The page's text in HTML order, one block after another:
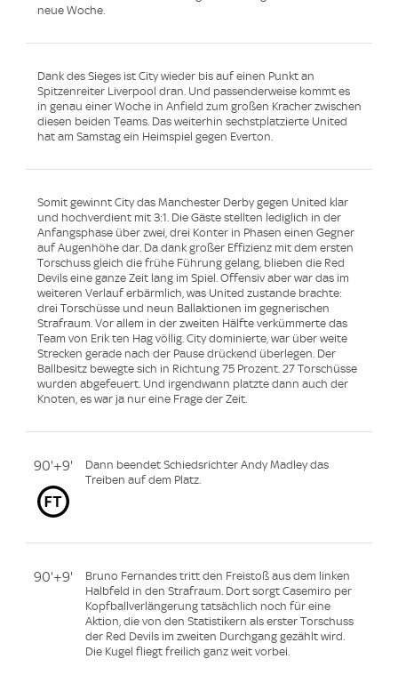
neue Woche.
Dank des Sieges ist City wieder bis auf einen Punkt an
Spitzenreiter Liverpool dran. Und passenderweise kommt es
in genau einer Woche in Anfield zum großen Kracher zwischen
diesen beiden Teams. Das weiterhin sechstplatzierte United
hat am Samstag ein Heimspiel gegen Everton.
Somit gewinnt City das Manchester Derby gegen United klar
und hochverdient mit 3:1. Die Gäste stellten lediglich in der
Anfangsphase über zwei, drei Konter in Phasen einen Gegner
auf Augenhöhe dar. Da dank großer Effizienz mit dem ersten
Torschuss gleich die frühe Führung gelang, blieben die Red
Devils eine ganze Zeit lang im Spiel. Offensiv aber war das im
weiteren Verlauf erbärmlich, was United zustande brachte:
drei Torschüsse und neun Ballaktionen im gegnerischen
Strafraum. Vor allem in der zweiten Hälfte verkümmerte das
Team von Erik ten Hag völlig. City dominierte, war über weite
Strecken gerade nach der Pause drückend überlegen. Der
Ballbesitz bewegte sich in Richtung 75 Prozent. 27 Torschüsse
wurden abgefeuert. Und irgendwann platzte dann auch der
Knoten, es war ja nur eine Frage der Zeit.
90'+9'
Dann beendet Schiedsrichter Andy Madley das
Treiben auf dem Platz.
90'+9'
Bruno Fernandes tritt den Freistoß aus dem linken
Halbfeld in den Strafraum. Dort sorgt Casemiro per
Kopfballverlängerung tatsächlich noch für eine
Aktion, die von den Statistikern als erster Torschuss
der Red Devils im zweiten Durchgang gezählt wird.
Die Kugel fliegt freilich ganz weit vorbei.